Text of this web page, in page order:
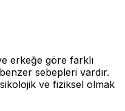
erkeğe göre farklı
sebepleri vardır.
ve fiziksel olmak